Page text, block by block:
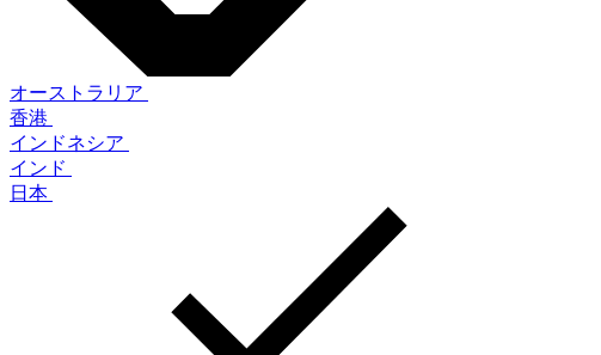
オーストラリア
香港
インドネシア
インド
日本